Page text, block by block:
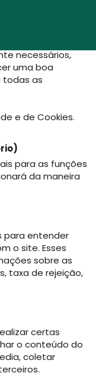
de
necessários,
uma boa
todas as
e de Cookies.
para as funções
da maneira
para entender
o site. Esses
sobre as
taxa de rejeição,
certas
o conteúdo do
coletar